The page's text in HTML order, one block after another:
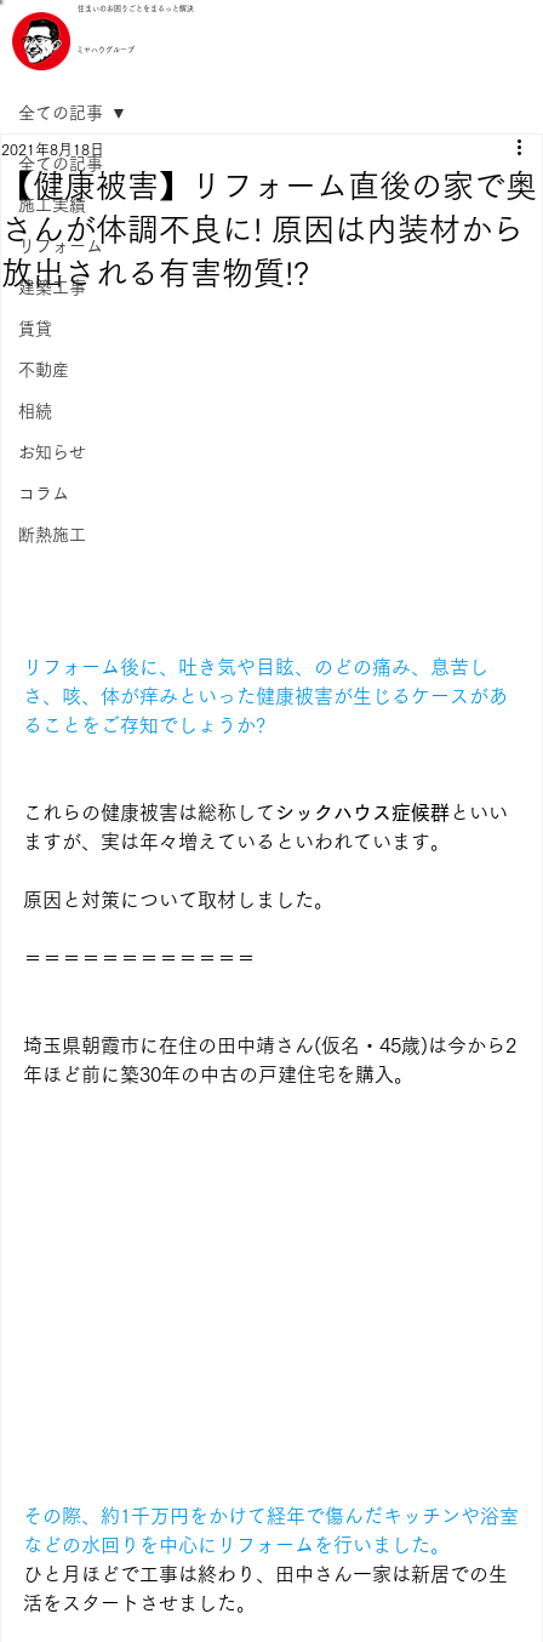
ミヤハウグループ
住まいのお困りごとをまるっと解決
全ての記事
施工実績
リフォーム
建築工事
賃貸
不動産
相続
お知らせ
コラム
断熱施工
全ての記事
【健康被害】リフォーム直後の家で奥
さんが体調不良に! 原因は内装材から
放出される有害物質!?
2021年8月18日
リフォーム後に、吐き気や目眩、のどの痛み、息苦し
さ、咳、体が痒みといった健康被害が生じるケースがあ
ることをご存知でしょうか?
これらの健康被害は総称して シックハウス症候群 といい
ますが、実は年々増えているといわれています。
原因と対策について取材しました。
＝＝＝＝＝＝＝＝＝＝＝＝
埼玉県朝霞市に在住の田中靖さん(仮名・45歳)は今から2
年ほど前に築30年の中古の戸建住宅を購入。
その際、約1千万円をかけて経年で傷んだキッチンや浴室
などの水回りを中心にリフォームを行いました。
ひと月ほどで工事は終わり、田中さん一家は新居での生
活をスタートさせました。